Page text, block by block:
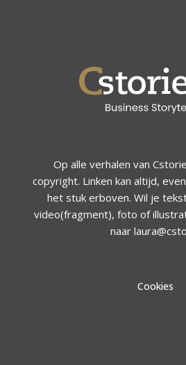
Op alle verhalen van
copyright. Linken kan altijd,
het stuk erboven. Wil je
video(fragment), foto of
naar
Cookies